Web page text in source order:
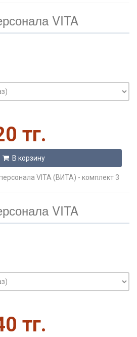
VITA
тг.
В корзину
VITA
тг.